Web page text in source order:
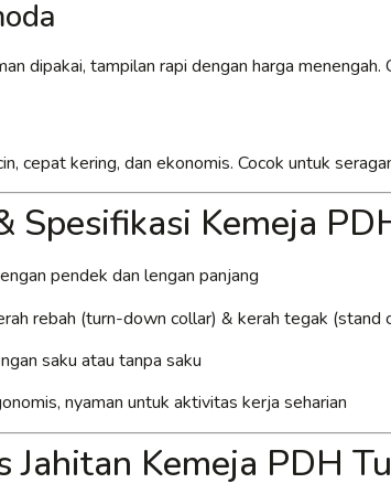
dipakai, tampilan rapi dengan harga
cepat kering, dan ekonomis. Cocok untuk
Spesifikasi Kemeja
pendek dan lengan panjang
rebah (turn-down collar) & kerah tegak (stand
saku atau tanpa saku
nyaman untuk aktivitas kerja seharian
Jahitan Kemeja PDH